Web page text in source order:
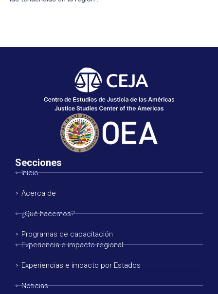
Secciones
Inicio
Acerca de
¿Qué hacemos?
Programas de capacitación
Experiencia e impacto regional
Experiencias e impacto por Estados
Noticias